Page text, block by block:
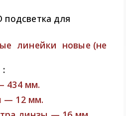
подсветка для
линейки новые (не
:
434 мм.
— 12 мм.